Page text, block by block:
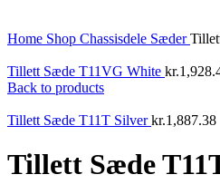
Home Shop Chassisdele Sæder
Tillett Sæde T11VG White kr.
Back to products
Tillett Sæde T11T Silverkr.1,887.38
Tillett Sæde